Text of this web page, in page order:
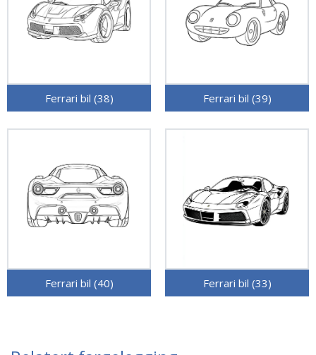
Ferrari bil (38) Ferrari bil (39)
Ferrari bil (40) Ferrari bil (33)